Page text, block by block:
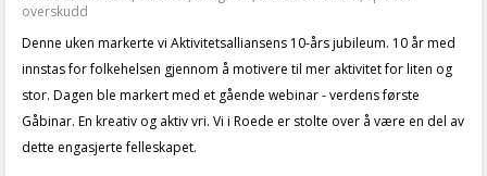
overskudd
Denne uken markerte vi Aktivitetsalliansens 10-års jubileum. 10 år med
innstas for folkehelsen gjennom å motivere til mer aktivitet for liten og
stor. Dagen ble markert med et gående webinar - verdens første
Gåbinar. En kreativ og aktiv vri. Vi i Roede er stolte over å være en del av
dette engasjerte felleskapet.